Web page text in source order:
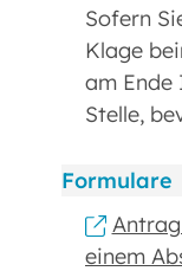
Sofern
Klage
am Ende
Stelle,
Formulare
einem